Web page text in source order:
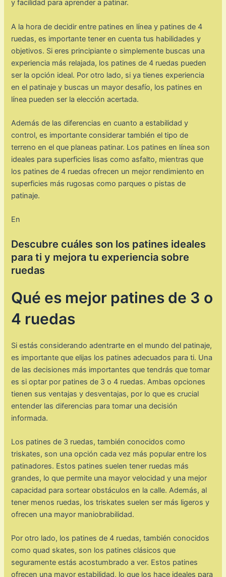
y facilidad para aprender a patinar.
A la hora de decidir entre patines en línea y patines de 4
ruedas, es importante tener en cuenta tus habilidades y
objetivos. Si eres principiante o simplemente buscas una
experiencia más relajada, los patines de 4 ruedas pueden
ser la opción ideal. Por otro lado, si ya tienes experiencia
en el patinaje y buscas un mayor desafío, los patines en
línea pueden ser la elección acertada.
Además de las diferencias en cuanto a estabilidad y
control, es importante considerar también el tipo de
terreno en el que planeas patinar. Los patines en línea son
ideales para superficies lisas como asfalto, mientras que
los patines de 4 ruedas ofrecen un mejor rendimiento en
superficies más rugosas como parques o pistas de
patinaje.
En
Descubre cuáles son los patines ideales
para ti y mejora tu experiencia sobre
ruedas
Qué es mejor patines de 3 o
4 ruedas
Si estás considerando adentrarte en el mundo del patinaje,
es importante que elijas los patines adecuados para ti. Una
de las decisiones más importantes que tendrás que tomar
es si optar por patines de 3 o 4 ruedas. Ambas opciones
tienen sus ventajas y desventajas, por lo que es crucial
entender las diferencias para tomar una decisión
informada.
Los patines de 3 ruedas, también conocidos como
triskates, son una opción cada vez más popular entre los
patinadores. Estos patines suelen tener ruedas más
grandes, lo que permite una mayor velocidad y una mejor
capacidad para sortear obstáculos en la calle. Además, al
tener menos ruedas, los triskates suelen ser más ligeros y
ofrecen una mayor maniobrabilidad.
Por otro lado, los patines de 4 ruedas, también conocidos
como quad skates, son los patines clásicos que
seguramente estás acostumbrado a ver. Estos patines
ofrecen una mayor estabilidad, lo que los hace ideales para